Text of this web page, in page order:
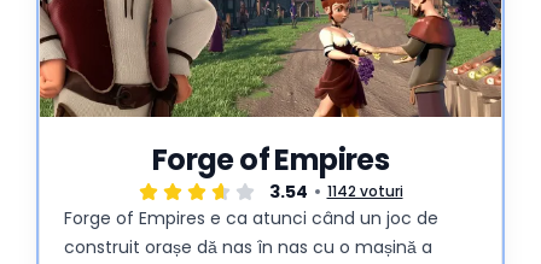
Forge of Empires
3.54 1142 voturi
Forge of Empires e ca atunci când un joc de
construit orașe dă nas în nas cu o mașină a